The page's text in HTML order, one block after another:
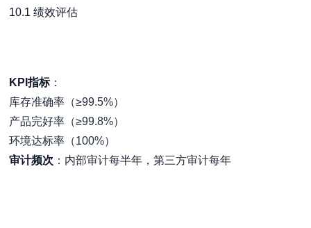
10.1 绩效评估
KPI指标：
库存准确率（≥99.5%）
产品完好率（≥99.8%）
环境达标率（100%）
审计频次 ：内部审计每半年，第三方审计每年